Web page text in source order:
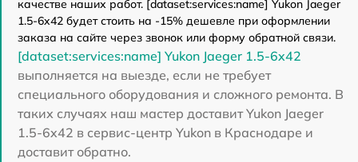
качестве наших работ. [dataset:services:name] Yukon Jaeger
1.5-6x42 будет стоить на -15% дешевле при оформлении
заказа на сайте через звонок или форму обратной связи.
[dataset:services:name] Yukon Jaeger 1.5-6x42
выполняется на выезде, если не требует
специального оборудования и сложного ремонта. В
таких случаях наш мастер доставит Yukon Jaeger
1.5-6x42 в сервис-центр Yukon в Краснодаре и
доставит обратно.